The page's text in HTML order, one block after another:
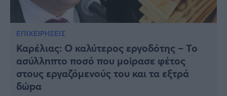
ΕΠΙΧΕΙΡΗΣΕΙΣ
Καρέλιας: Ο καλύτερος εργοδότης – Το
ασύλλnπτο ποσό που μοiρασε φέτος
στους εργαζόμενούς του και τα εξτρά
δώpα